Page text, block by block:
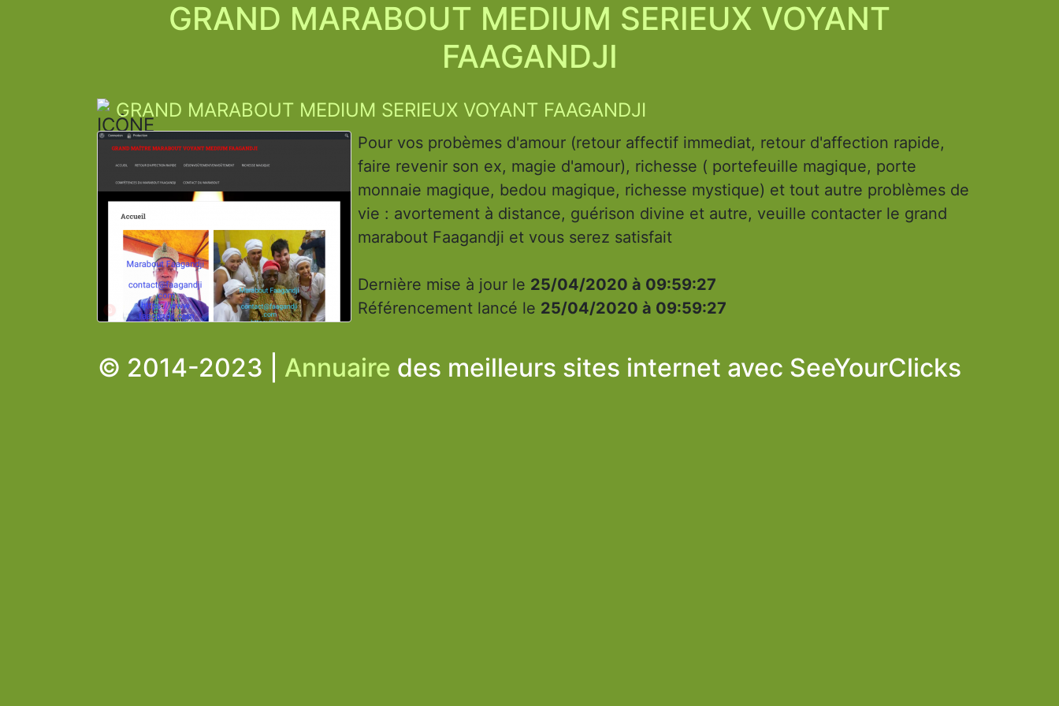
GRAND MARABOUT MEDIUM SERIEUX VOYANT
FAAGANDJI
GRAND MARABOUT MEDIUM SERIEUX VOYANT FAAGANDJI
Pour vos probèmes d'amour (retour affectif immediat, retour d'affection rapide,
faire revenir son ex, magie d'amour), richesse ( portefeuille magique, porte
monnaie magique, bedou magique, richesse mystique) et tout autre problèmes de
vie : avortement à distance, guérison divine et autre, veuille contacter le grand
marabout Faagandji et vous serez satisfait
Dernière mise à jour le 25/04/2020 à 09:59:27
Référencement lancé le 25/04/2020 à 09:59:27
© 2014-2023 | Annuaire des meilleurs sites internet avec SeeYourClicks